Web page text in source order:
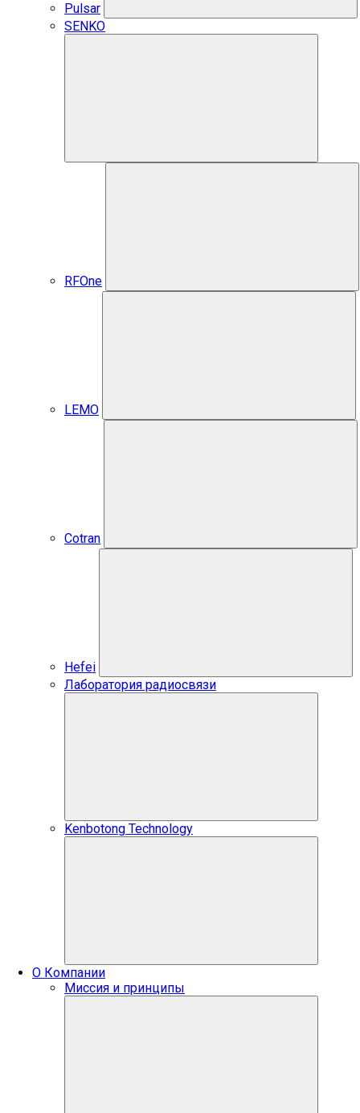
Pulsar
SENKO
RFOne
LEMO
Cotran
Hefei
Лаборатория радиосвязи
Kenbotong Technology
О Компании
Миссия и принципы